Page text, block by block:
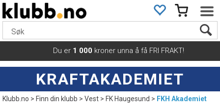
Du er 1 000 kroner unna å få FRI FRAKT!
KRAFTAKADEMIET
Klubb.no>Finn din klubb>Vest>FK Haugesund> FKH Akademiet